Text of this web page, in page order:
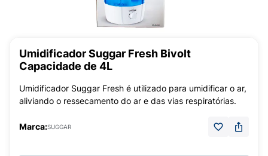
Umidificador Suggar Fresh Bivolt
Capacidade de 4L
Umidificador Suggar Fresh é utilizado para umidificar o ar,
aliviando o ressecamento do ar e das vias respiratórias.
Marca:SUGGAR